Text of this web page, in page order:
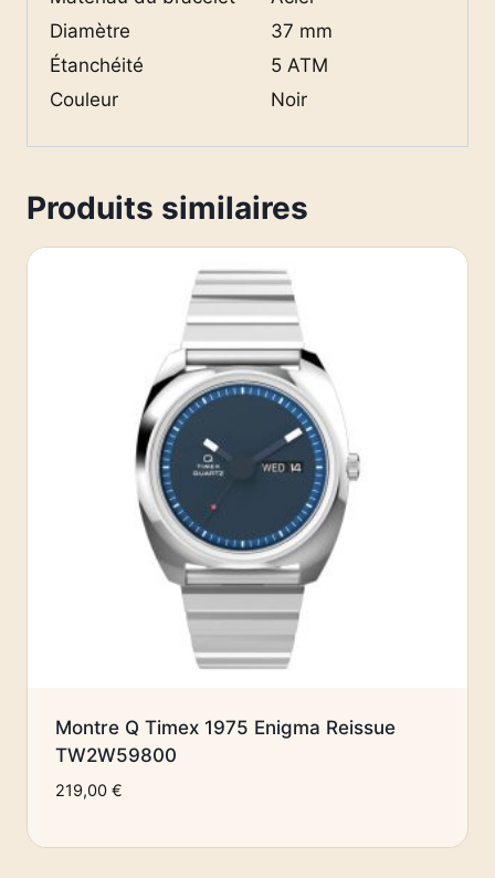
Diamètre
37 mm
Étanchéité
5 ATM
Couleur
Noir
Produits similaires
Montre Q Timex 1975 Enigma Reissue
TW2W59800
219,00 €